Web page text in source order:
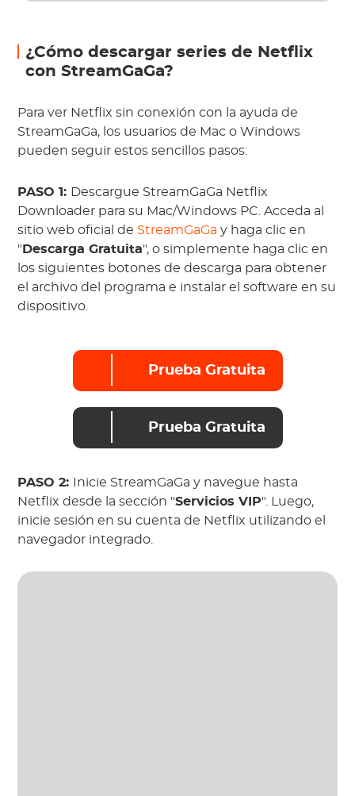
¿Cómo descargar series de Netflix
con StreamGaGa?
Para ver Netflix sin conexión con la ayuda de
StreamGaGa, los usuarios de Mac o Windows
pueden seguir estos sencillos pasos:
PASO 1: Descargue StreamGaGa Netflix
Downloader para su Mac/Windows PC. Acceda al
sitio web oficial de StreamGaGa y haga clic en
" Descarga Gratuita", o simplemente haga clic en
los siguientes botones de descarga para obtener
el archivo del programa e instalar el software en su
dispositivo.
Prueba Gratuita
Prueba Gratuita
PASO 2:
Inicie StreamGaGa y navegue hasta
Netflix desde la sección "Servicios VIP". Luego,
inicie sesión en su cuenta de Netflix utilizando el
navegador integrado.